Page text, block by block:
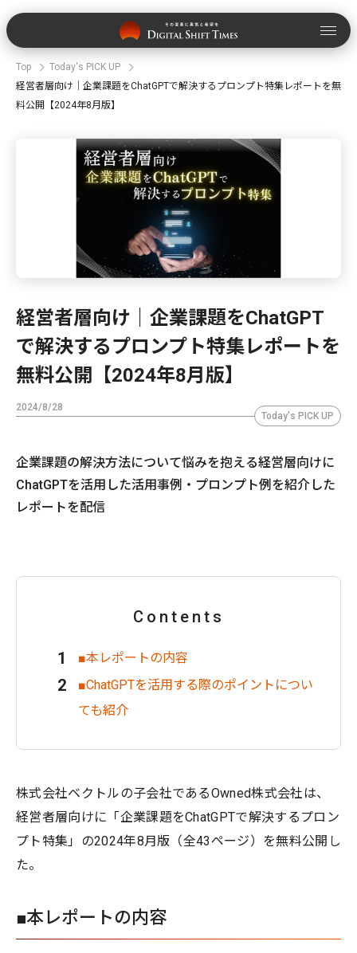
Top
Today's PICK UP
経営者層向け｜企業課題をChatGPTで解決するプロンプト特集レポートを無
料公開【2024年8月版】
経営者層向け｜企業課題をChatGPT
で解決するプロンプト特集レポートを
無料公開【2024年8月版】
2024/8/28
Today's PICK UP
企業課題の解決方法について悩みを抱える経営層向けに
ChatGPTを活用した活用事例・プロンプト例を紹介した
レポートを配信
Contents
■本レポートの内容
■ChatGPTを活用する際のポイントについ
ても紹介
株式会社ベクトルの子会社であるOwned株式会社は、
経営者層向けに「企業課題をChatGPTで解決するプロン
プト特集」の2024年8月版（全43ページ）を無料公開し
た。
■本レポートの内容